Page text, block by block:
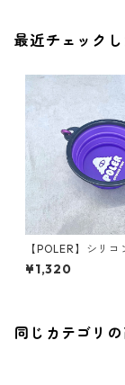
最近チェック
【POLER】シリ
¥1,320
同じカテゴリ